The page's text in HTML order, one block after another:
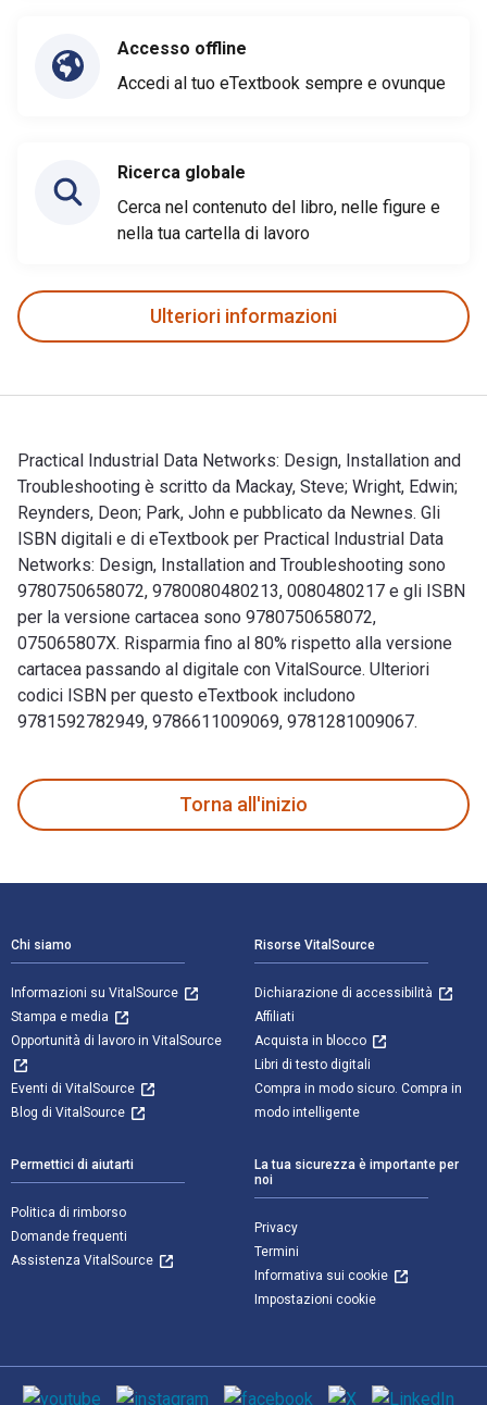
Accesso offline
Accedi al tuo eTextbook sempre e ovunque
Ricerca globale
Cerca nel contenuto del libro, nelle figure e
nella tua cartella di lavoro
Ulteriori informazioni
Practical Industrial Data Networks: Design, Installation and
Troubleshooting è scritto da Mackay, Steve; Wright, Edwin;
Reynders, Deon; Park, John e pubblicato da Newnes. Gli
ISBN digitali e di eTextbook per Practical Industrial Data
Networks: Design, Installation and Troubleshooting sono
9780750658072, 9780080480213, 0080480217 e gli ISBN
per la versione cartacea sono 9780750658072,
075065807X. Risparmia fino al 80% rispetto alla versione
cartacea passando al digitale con VitalSource. Ulteriori
codici ISBN per questo eTextbook includono
9781592782949, 9786611009069, 9781281009067.
Torna all'inizio
Chi siamo
Informazioni su VitalSource
Stampa e media
Opportunità di lavoro in VitalSource
Eventi di VitalSource
Blog di VitalSource
Risorse VitalSource
Dichiarazione di accessibilità
Affiliati
Acquista in blocco
Libri di testo digitali
Compra in modo sicuro. Compra in
modo intelligente
Permettici di aiutarti
Politica di rimborso
Domande frequenti
Assistenza VitalSource
La tua sicurezza è importante per
noi
Privacy
Termini
Informativa sui cookie
Impostazioni cookie
Mezzi sociali